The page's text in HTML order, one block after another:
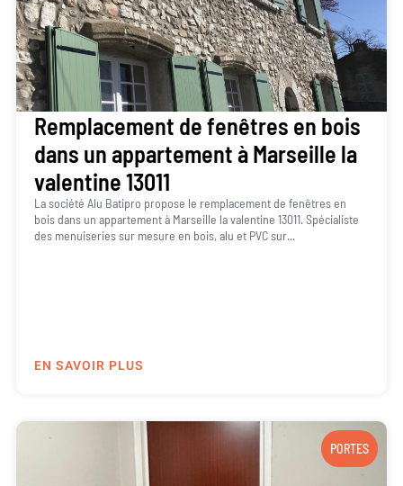
Remplacement de fenêtres en bois
dans un appartement à Marseille la
valentine 13011
La société Alu Batipro propose le remplacement de fenêtres en
bois dans un appartement à Marseille la valentine 13011. Spécialiste
des menuiseries sur mesure en bois, alu et PVC sur...
EN SAVOIR PLUS
PORTES